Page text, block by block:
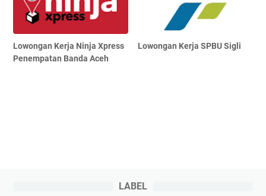
Lowongan Kerja Ninja Xpress
Penempatan Banda Aceh
Lowongan Kerja SPBU Sigli
LABEL